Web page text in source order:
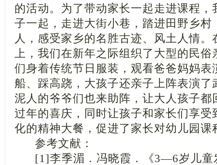
的活动。为了带动家长一起走进课程，
子一起，走进大街小巷，踏进田野乡村
人，感受家乡的名胜古迹、风土人情
上，我们在新年之际组织了大型的民
们身着传统节日服装，观看爸爸妈妈表
船、踩高跷，大孩子还亲子上阵表演了
泥人的爷爷们也来助阵，让大人孩子都
过年的喜庆，同时让孩子和家长们享受
化的精神大餐，促进了家长对幼儿园课
参考文献：
[1]李季湄．冯晓霞．《3—6岁儿童